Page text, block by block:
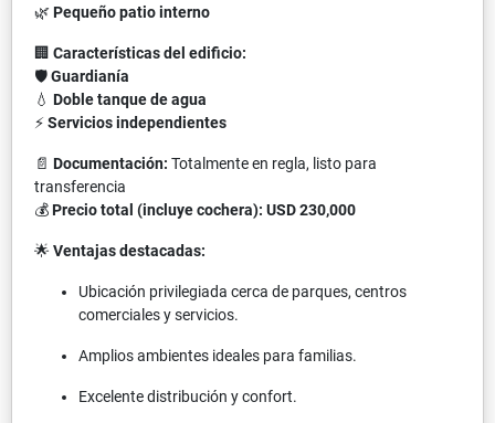
🌿 Pequeño patio interno
🏢 Características del edificio:
🛡Guardianía
💧 Doble tanque de agua
⚡ Servicios independientes
📄 Documentación: Totalmente en regla, listo para
transferencia
💰Precio total (incluye cochera): USD 230,000
🌟 Ventajas destacadas:
Ubicación privilegiada cerca de parques, centros
comerciales y servicios.
Amplios ambientes ideales para familias.
Excelente distribución y confort.